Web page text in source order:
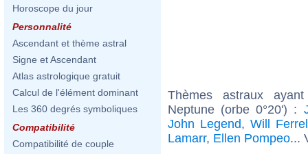
Horoscope du jour
Personnalité
Ascendant et thème astral
Signe et Ascendant
Atlas astrologique gratuit
Calcul de l'élément dominant
Les 360 degrés symboliques
Compatibilité
Compatibilité de couple
Thèmes astraux
Neptune (orbe 0°20') :
John Legend,Will
Lamarr, Ellen Pompeo...